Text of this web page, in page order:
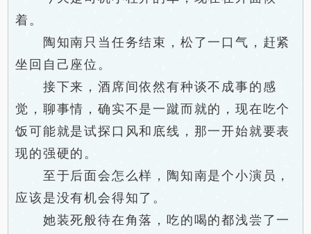
着。
陶知南只当任务结束，松了一口气，赶紧
坐回自己座位。
接下来，酒席间依然有种谈不成事的感
觉，聊事情，确实不是一蹴而就的，现在吃个
饭可能就是试探口风和底线，那一开始就要表
现的强硬的。
至于后面会怎么样，陶知南是个小演员，
应该是没有机会得知了。
她装死般待在角落，吃的喝的都浅尝了一